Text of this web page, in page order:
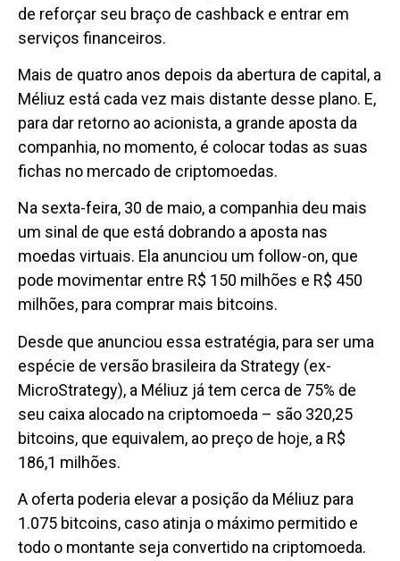
de reforçar seu braço de cashback e entrar em
serviços financeiros.
Mais de quatro anos depois da abertura de capital, a
Méliuz está cada vez mais distante desse plano. E,
para dar retorno ao acionista, a grande aposta da
companhia, no momento, é colocar todas as suas
fichas no mercado de criptomoedas.
Na sexta-feira, 30 de maio, a companhia deu mais
um sinal de que está dobrando a aposta nas
moedas virtuais. Ela anunciou um follow-on, que
pode movimentar entre R$ 150 milhões e R$ 450
milhões, para comprar mais bitcoins.
Desde que anunciou essa estratégia, para ser uma
espécie de versão brasileira da Strategy (ex-
MicroStrategy), a Méliuz já tem cerca de 75% de
seu caixa alocado na criptomoeda – são 320,25
bitcoins, que equivalem, ao preço de hoje, a R$
186,1 milhões.
A oferta poderia elevar a posição da Méliuz para
1.075 bitcoins, caso atinja o máximo permitido e
todo o montante seja convertido na criptomoeda.